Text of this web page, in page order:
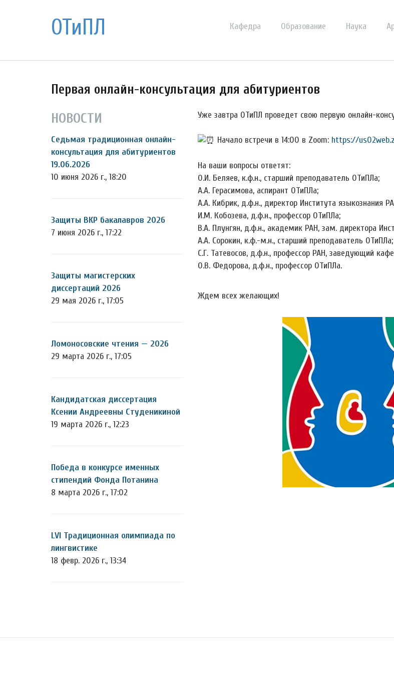
ОТиПЛ Кафедра Образование Наука
Первая онлайн-консультация для абитуриентов
НОВОСТИ
Седьмая традиционная онлайн-
консультация для абитуриентов
19.06.2026
10 июня 2026 г., 18:20
Защиты ВКР бакалавров 2026
7 июня 2026 г., 17:22
Защиты магистерских
диссертаций 2026
29 мая 2026 г., 17:05
Ломоносовские чтения — 2026
29 марта 2026 г., 17:05
Кандидатская диссертация
Ксении Андреевны Студеникиной
19 марта 2026 г., 12:23
Победа в конкурсе именных
стипендий Фонда Потанина
8 марта 2026 г., 17:02
LVI Традиционная олимпиада по
лингвистике
18 февр. 2026 г., 13:34
Уже завтра ОТиПЛ проведет свою первую онлайн-
Начало встречи в 14:00 в Zoom: https://
На ваши вопросы ответят:
О.И. Беляев, к.ф.н., старший преподаватель ОТиПЛа;
А.А. Герасимова, аспирант ОТиПЛа;
А.А. Кибрик, д.ф.н., директор Института языкознания
И.М. Кобозева, д.ф.н., профессор ОТиПЛа;
В.А. Плунгян, д.ф.н., академик РАН, зам. директора
А.А. Сорокин, к.ф.-м.н., старший преподаватель ОТиПЛа;
С.Г. Татевосов, д.ф.н., профессор РАН, заведующий
О.В. Федорова, д.ф.н., профессор ОТиПЛа.
Ждем всех желающих!